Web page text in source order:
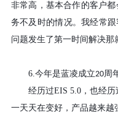
非常高，基本合作的客户
务不及时的情况。我经常
问题发生了第一时间解决那
6.今年是蓝凌成立20周
经历过EIS 5.0，也经历
一天天在变好，产品越来越